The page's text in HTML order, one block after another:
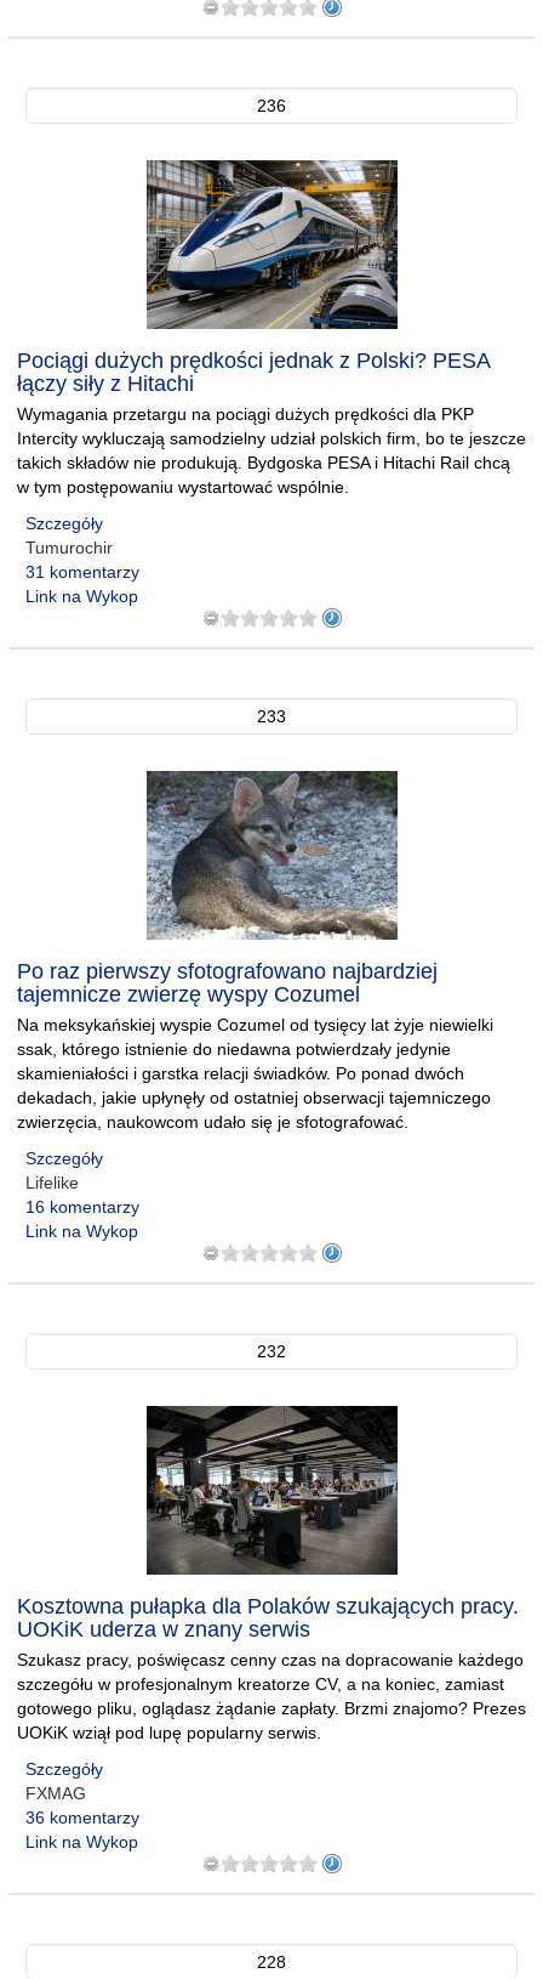
236
Pociągi dużych prędkości jednak z Polski? PESA
łączy siły z Hitachi
Wymagania przetargu na pociągi dużych prędkości dla PKP
Intercity wykluczają samodzielny udział polskich firm, bo te jeszcze
takich składów nie produkują. Bydgoska PESA i Hitachi Rail chcą
w tym postępowaniu wystartować wspólnie.
Szczegóły
Tumurochir
31 komentarzy
Link na Wykop
233
Po raz pierwszy sfotografowano najbardziej
tajemnicze zwierzę wyspy Cozumel
Na meksykańskiej wyspie Cozumel od tysięcy lat żyje niewielki
ssak, którego istnienie do niedawna potwierdzały jedynie
skamieniałości i garstka relacji świadków. Po ponad dwóch
dekadach, jakie upłynęły od ostatniej obserwacji tajemniczego
zwierzęcia, naukowcom udało się je sfotografować.
Szczegóły
Lifelike
16 komentarzy
Link na Wykop
232
Kosztowna pułapka dla Polaków szukających pracy.
UOKiK uderza w znany serwis
Szukasz pracy, poświęcasz cenny czas na dopracowanie każdego
szczegółu w profesjonalnym kreatorze CV, a na koniec, zamiast
gotowego pliku, oglądasz żądanie zapłaty. Brzmi znajomo? Prezes
UOKiK wziął pod lupę popularny serwis.
Szczegóły
FXMAG
36 komentarzy
Link na Wykop
228